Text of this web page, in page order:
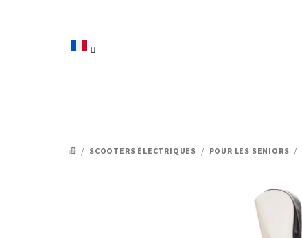
ACCUEIL
/ SCOOTERS ÉLECTRIQUES / POUR LES SENIORS /